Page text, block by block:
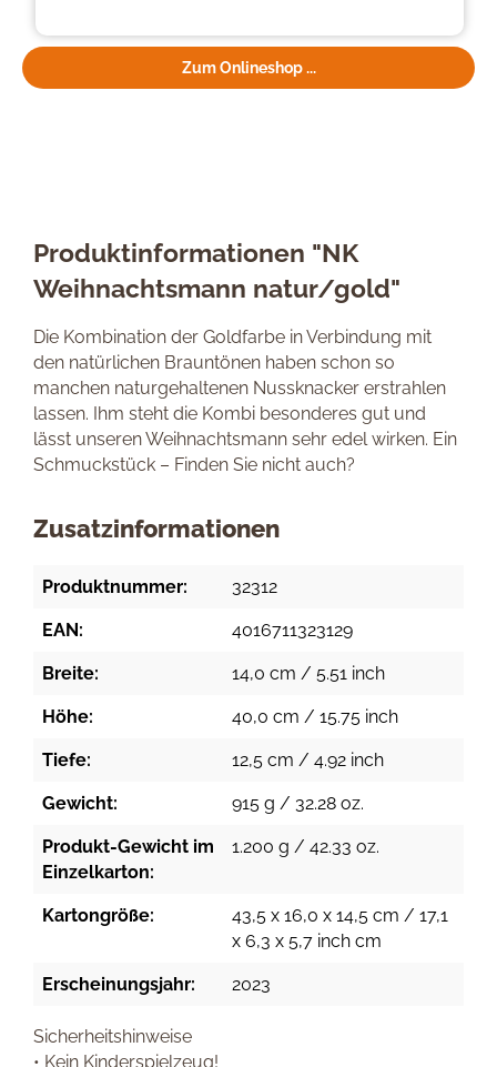
Zum Onlineshop ...
Produktinformationen "NK
Weihnachtsmann natur/gold"
Die Kombination der Goldfarbe in Verbindung mit
den natürlichen Brauntönen haben schon so
manchen naturgehaltenen Nussknacker erstrahlen
lassen. Ihm steht die Kombi besonderes gut und
lässt unseren Weihnachtsmann sehr edel wirken. Ein
Schmuckstück – Finden Sie nicht auch?
Zusatzinformationen
Produktnummer: 32312
EAN: 4016711323129
Breite: 14,0 cm / 5.51 inch
Höhe: 40,0 cm / 15.75 inch
Tiefe: 12,5 cm / 4.92 inch
Gewicht: 915 g / 32.28 oz.
Produkt-Gewicht im
Einzelkarton:
1.200 g / 42.33 oz.
Kartongröße:
43,5 x 16,0 x 14,5 cm / 17,1
x 6,3 x 5,7 inch cm
Erscheinungsjahr: 2023
Sicherheitshinweise
• Kein Kinderspielzeug!